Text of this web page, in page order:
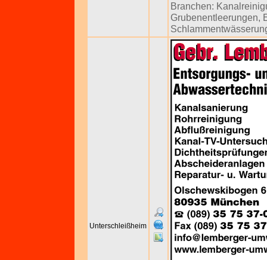
Branchen:
Grubenentleerungen,
Unterschleißheim